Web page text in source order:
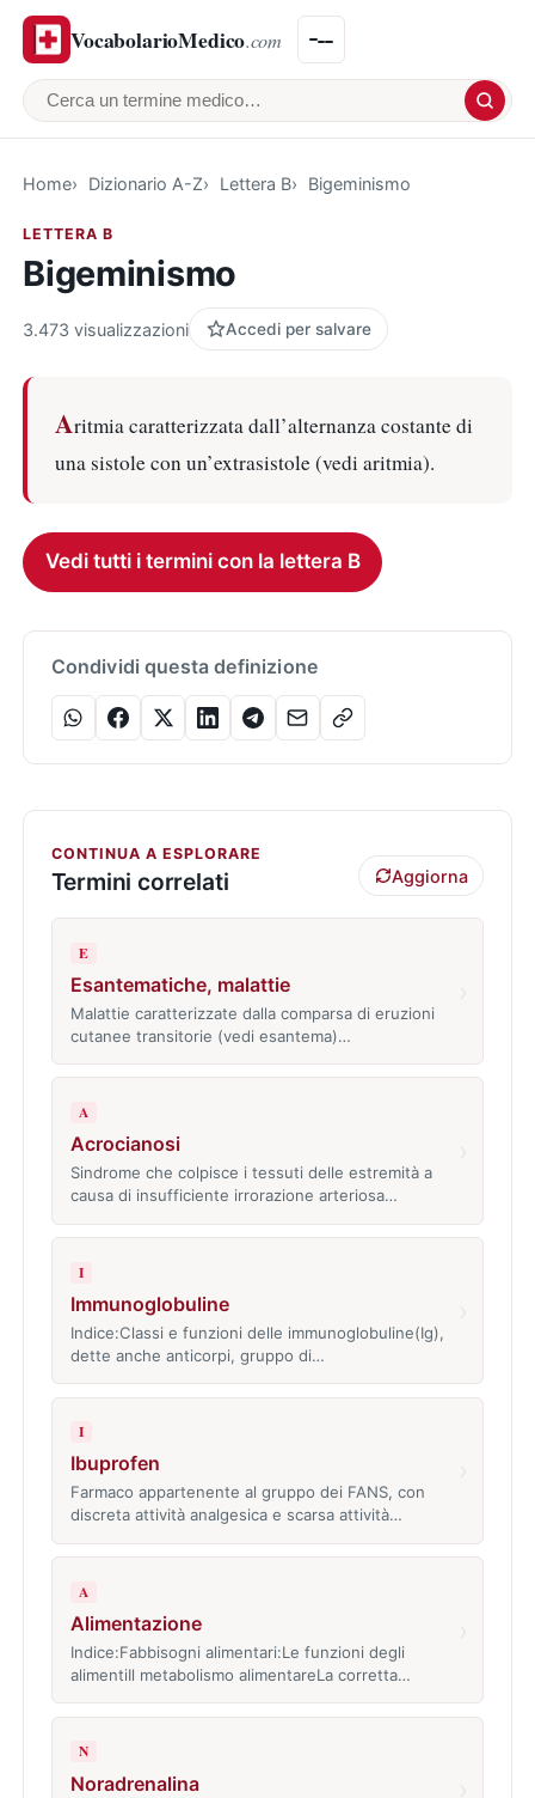
VocabolarioMedico.com
Cerca un termine medico
Home Dizionario A-Z Lettera B Bigeminismo
LETTERA B
Bigeminismo
3.473 visualizzazioni Accedi per salvare
Aritmia caratterizzata dall’alternanza costante di
una sistole con un’extrasistole (vedi aritmia).
Vedi tutti i termini con la lettera B
Condividi questa definizione
CONTINUA A ESPLORARE
Termini correlati Aggiorna
E
Esantematiche, malattie
Malattie caratterizzate dalla comparsa di eruzioni
cutanee transitorie (vedi esantema)…
A
Acrocianosi
Sindrome che colpisce i tessuti delle estremità a
causa di insufficiente irrorazione arteriosa…
I
Immunoglobuline
Indice:Classi e funzioni delle immunoglobuline(Ig),
dette anche anticorpi, gruppo di…
I
Ibuprofen
Farmaco appartenente al gruppo dei FANS, con
discreta attività analgesica e scarsa attività…
A
Alimentazione
Indice:Fabbisogni alimentari:Le funzioni degli
alimentiIl metabolismo alimentareLa corretta…
N
Noradrenalina